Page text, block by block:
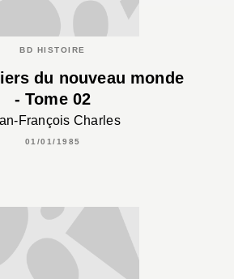
BD HISTOIRE
du nouveau monde
- Tome 02
François Charles
01/01/1985